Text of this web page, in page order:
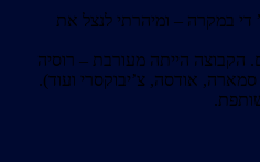
את התוכנית “תגלית 27-32” די במקרה – ומיהרתי לנצל את
מלווים. הקבוצה הייתה מעורבת – רוסיה
אודסה, צ’יבוקסרי ועוד).